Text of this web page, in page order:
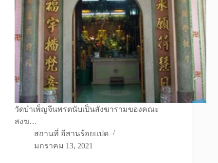
วัดบำเพ็ญจีนพรตนับเป็นสังฆารามของคณะ
สงฆ…
สถานที่ อีสานร้อยแปด
มกราคม 13, 2021